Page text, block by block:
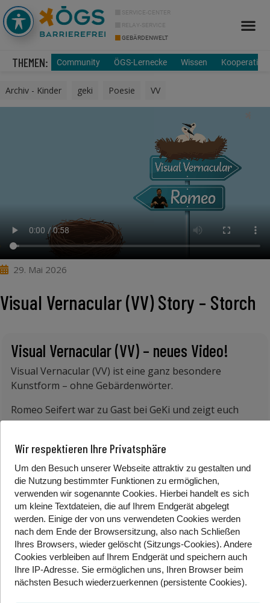
SERVICE-CENTER
RELAY-SERVICE
GEBÄRDENWELT
THEMEN: Community ÖGS-Lernecke Wissen
Archiv - Kinder geki Poesie VV
29. Mai 2026
Visual Vernacular (VV) Story – Storch
Visual Vernacular (VV) – neues Video!
Visual Vernacular (VV) ist eine ganz besondere
Kunstform – ohne Gebärdenwörter.
Romeo Seifert war zu Gast bei GeKi und zeigt euch
eine kurze VV-Geschichte „Der Stroch“.(Ersatz Link in
Habt ihr Lust eure VV-Geschichten aufzunehmen?
Meldet euch bei uns.
Schickt uns gerne eine Nachricht auf Instagram
@gebaerdenwelt.tv) oder eine Email
geki@oegsbarrierefrei.at)
Auf der GeKi Webseite, dem Kinderprogramm von
Gebärdenwelt.tv gibt es eine eigenen Bereich voller
Kunstformen (ABC-Stories, VV, Wörterspiel und
Wir respektieren Ihre Privatsphäre
Um den Besuch unserer Webseite attraktiv zu gestalten und
die Nutzung bestimmter Funktionen zu ermöglichen,
verwenden wir sogenannte Cookies. Hierbei handelt es sich
um kleine Textdateien, die auf Ihrem Endgerät abgelegt
werden. Einige der von uns verwendeten Cookies werden
nach dem Ende der Browsersitzung, also nach Schließen
Ihres Browsers, wieder gelöscht (Sitzungs-Cookies). Andere
Cookies verbleiben auf Ihrem Endgerät und speichern auch
Ihre IP-Adresse. Sie ermöglichen uns, Ihren Browser beim
nächsten Besuch wiederzuerkennen (persistente Cookies).